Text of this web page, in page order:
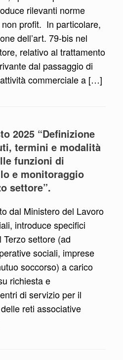
rilevanti norme
profit. In particolare,
dell’art. 79-bis nel
relativo al trattamento
dal passaggio di
commerciale a […]
2025 “Definizione
termini e modalità
funzioni di
e monitoraggio
settore”.
dal Ministero del Lavoro
introduce specifici
settore (ad
sociali, imprese
soccorso) a carico
richiesta e
di servizio per il
reti associative